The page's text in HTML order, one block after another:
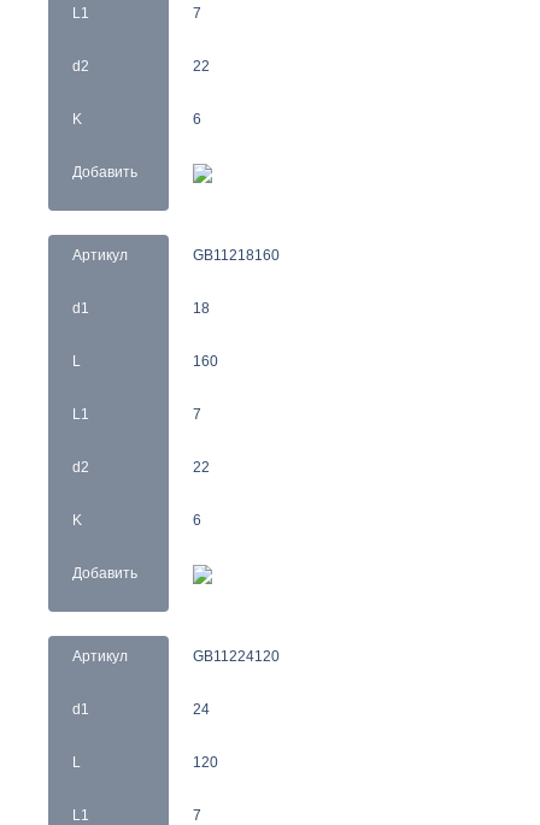
L1
d2
K
Добавить
7
22
6
Артикул
d1
L
L1
d2
K
Добавить
GB11218160
18
160
7
22
6
Артикул
d1
L
L1
GB11224120
24
120
7